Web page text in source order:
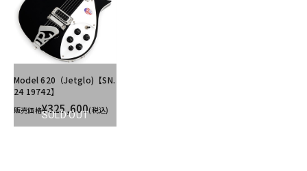
SOLD OUT
Model 620（Jetglo)【SN.
24 19742】
販売価格¥325,600(税込)